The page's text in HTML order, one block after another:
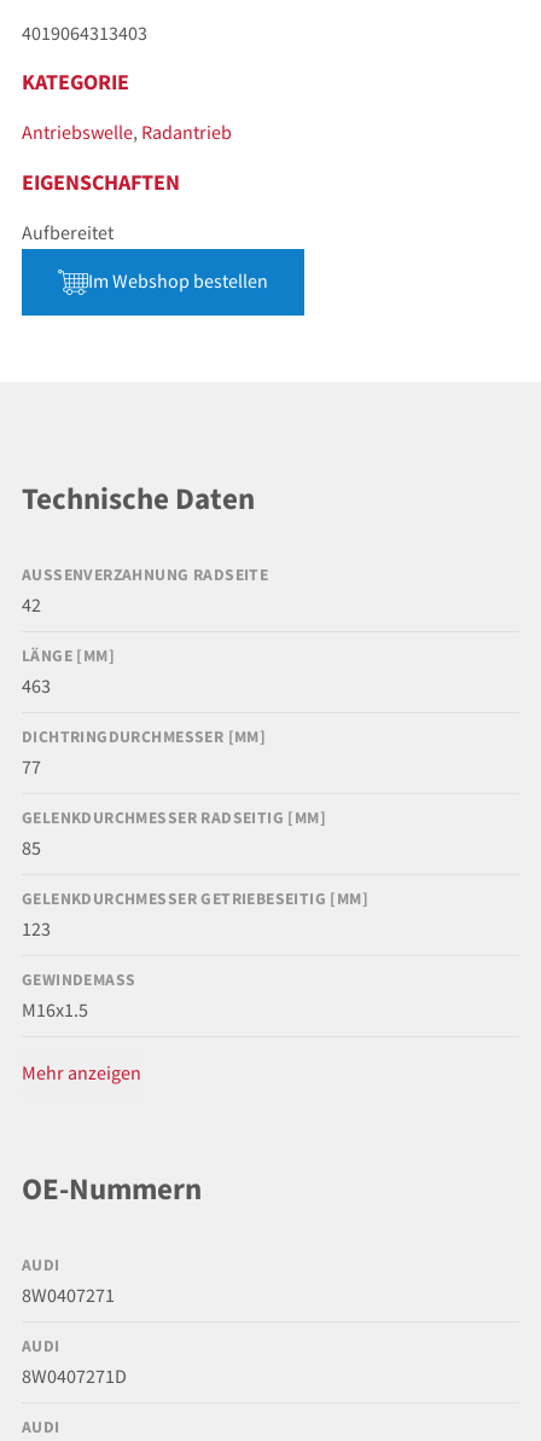
4019064313403
KATEGORIE
Antriebswelle, Radantrieb
EIGENSCHAFTEN
Aufbereitet
Im Webshop bestellen
Technische Daten
AUSSENVERZAHNUNG RADSEITE
42
LÄNGE [MM]
463
DICHTRINGDURCHMESSER [MM]
77
GELENKDURCHMESSER RADSEITIG [MM]
85
GELENKDURCHMESSER GETRIEBESEITIG [MM]
123
GEWINDEMASS
M16x1.5
Mehr anzeigen
OE-Nummern
AUDI
8W0407271
AUDI
8W0407271D
AUDI